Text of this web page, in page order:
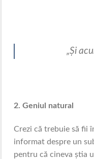
„Și
2. Geniul natural
Crezi că trebuie să fii
informat despre un
pentru că cineva știa